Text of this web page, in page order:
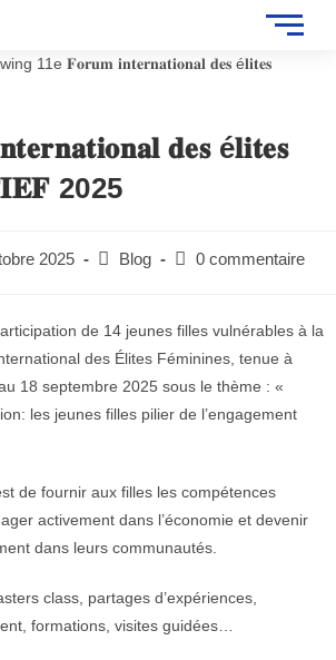
𝐝𝐞𝐬 é𝐥𝐢𝐭𝐞𝐬
2025
2025 Blog 0 commentaire
de 14 jeunes filles vulnérables à la
des Élites Féminines, tenue à
18 septembre 2025 sous le thème : «
les jeunes filles pilier de l’engagement
de fournir aux filles les compétences
activement dans l’économie et devenir
dans leurs communautés.
class, partages d’expériences,
formations, visites guidées…